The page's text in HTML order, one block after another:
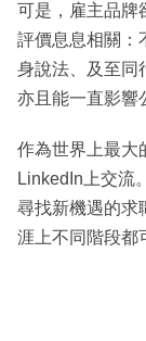
可是，雇主品牌
評價息息相關：
身說法、及至同
亦且能一直影響
作為世界上最大
LinkedIn上交流
尋找新機遇的求
涯上不同階段都